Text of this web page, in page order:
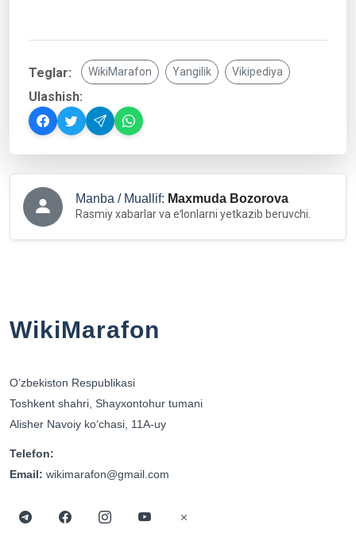
Teglar: WikiMarafon Yangilik Vikipediya
Ulashish:
Manba / Muallif: Maxmuda Bozorova
Rasmiy xabarlar va eʻlonlarni yetkazib beruvchi.
WikiMarafon
Oʻzbekiston Respublikasi
Toshkent shahri, Shayxontohur tumani
Alisher Navoiy koʻchasi, 11A-uy
Telefon:
Email: wikimarafon@gmail.com